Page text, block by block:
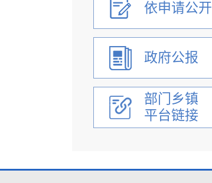
政府网站工作年度报表
依申请公开
政府公报
部门乡镇
平台链接